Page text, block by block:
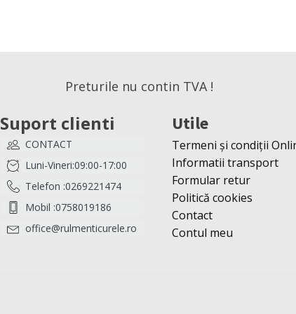
Preturile nu contin TVA !
Suport clienti
CONTACT
Luni-Vineri:09:00-17:00
Telefon :0269221474
Mobil :0758019186
office@rulmenticurele.ro
Utile
Termeni și condiții
Informatii transport
Formular retur
Politică cookies
Contact
Contul meu